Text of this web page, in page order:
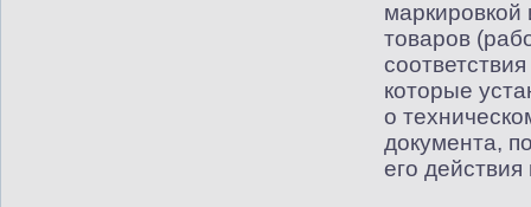
товаров (
которые
о
документа,
его